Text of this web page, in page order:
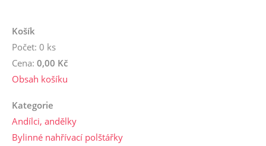
Košík
Počet: 0 ks
Cena: 0,00 Kč
Obsah košíku
Kategorie
Andílci, andělky
Bylinné nahřívací polštářky